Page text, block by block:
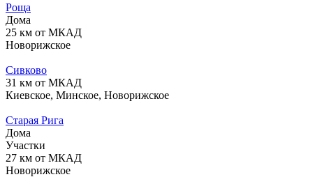
Роща
Дома
25 км от МКАД
Новорижское
Сивково
31 км от МКАД
Киевское, Минское, Новорижское
Старая Рига
Дома
Участки
27 км от МКАД
Новорижское